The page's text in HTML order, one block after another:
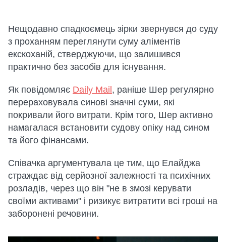
Нещодавно спадкоємець зірки звернувся до суду
з проханням переглянути суму аліментів
екскоханій, стверджуючи, що залишився
практично без засобів для існування.
Як повідомляє Daily Mail , раніше Шер регулярно
перераховувала синові значні суми, які
покривали його витрати. Крім того, Шер активно
намагалася встановити судову опіку над сином
та його фінансами.
Співачка аргументувала це тим, що Елайджа
страждає від серйозної залежності та психічних
розладів, через що він "не в змозі керувати
своїми активами" і ризикує витратити всі гроші на
заборонені речовини.